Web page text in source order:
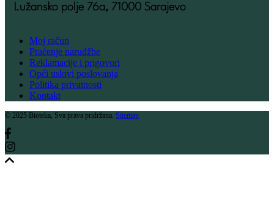
Lužansko polje 76a, 71000 Sarajevo
Moj račun
Praćenje narudžbe
Reklamacije i prigovori
Opći uslovi poslovanja
Politika privatnosti
Kontakt
© 2025 Bioteka, Sva prava pridržana. Sitemap